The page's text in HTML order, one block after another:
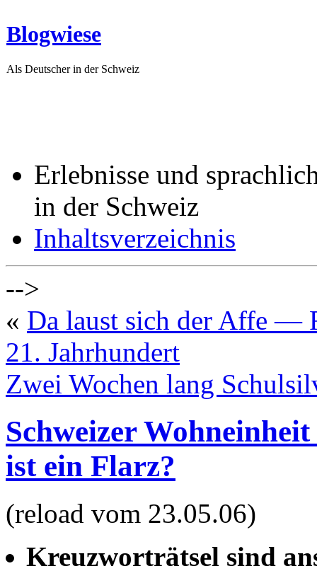
Blogwiese
Als Deutscher in der Schweiz
Erlebnisse und
in der Schweiz
Inhaltsverzeichnis
-->
« Da laust sich der Affe —
21. Jahrhundert
Zwei Wochen lang
Schweizer
ist ein Flarz?
(reload vom 23.05.06)
Kreuzworträtsel sind